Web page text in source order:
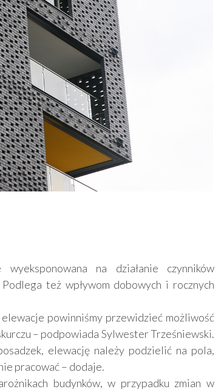
na działanie czynników
też wpływom dobowych i rocznych
powinniśmy przewidzieć możliwość
– podpowiada Sylwester Trześniewski.
elewację należy podzielić na pola,
pracować – dodaje.
budynków, w przypadku zmian w